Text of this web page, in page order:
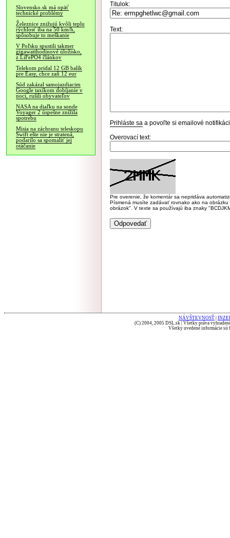
Slovensko.sk má opäť
technické problémy
Železnice znižujú kvôli teplu
rýchlosť iba na 50 km/h,
spôsobuje to meškanie
V Poľsku spustili takmer
gigawatthodinové úložisko,
z LiFePO4 článkov
Telekom pridal 12 GB balík
pre Easy, chce zaň 12 eur
Súd zakázal samojazdiacim
Google taxíkom dobíjanie v
noci, rušili obyvateľov
NASA na diaľku na sonde
Voyager 2 úspešne znížila
spotrebu
Misia na záchranu teleskopu
Swift ešte nie je stratená,
podarilo sa spomaliť jej
otáčanie
Titulok:
Text:
Prihláste sa a povoľte si emailové
Overovací text:
Pre overenie, že komentár sa nepridáva
Písmená musíte zadávať rovnako ako na
obrázok". V texte sa používajú iba znaky
NÁVŠTEVNOSŤ
(C) 2004, 2005 DSL.sk | Všetky práva
Všetky uvedené informácie sú